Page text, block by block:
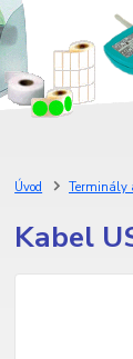
Úvod Terminály
Kabel